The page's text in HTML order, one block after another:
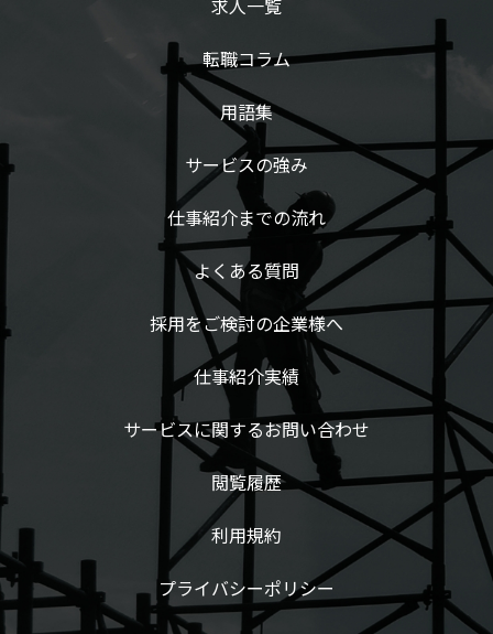
求人一覧
転職コラム
用語集
サービスの強み
仕事紹介までの流れ
よくある質問
採用をご検討の企業様へ
仕事紹介実績
サービスに関するお問い合わせ
閲覧履歴
利用規約
プライバシーポリシー